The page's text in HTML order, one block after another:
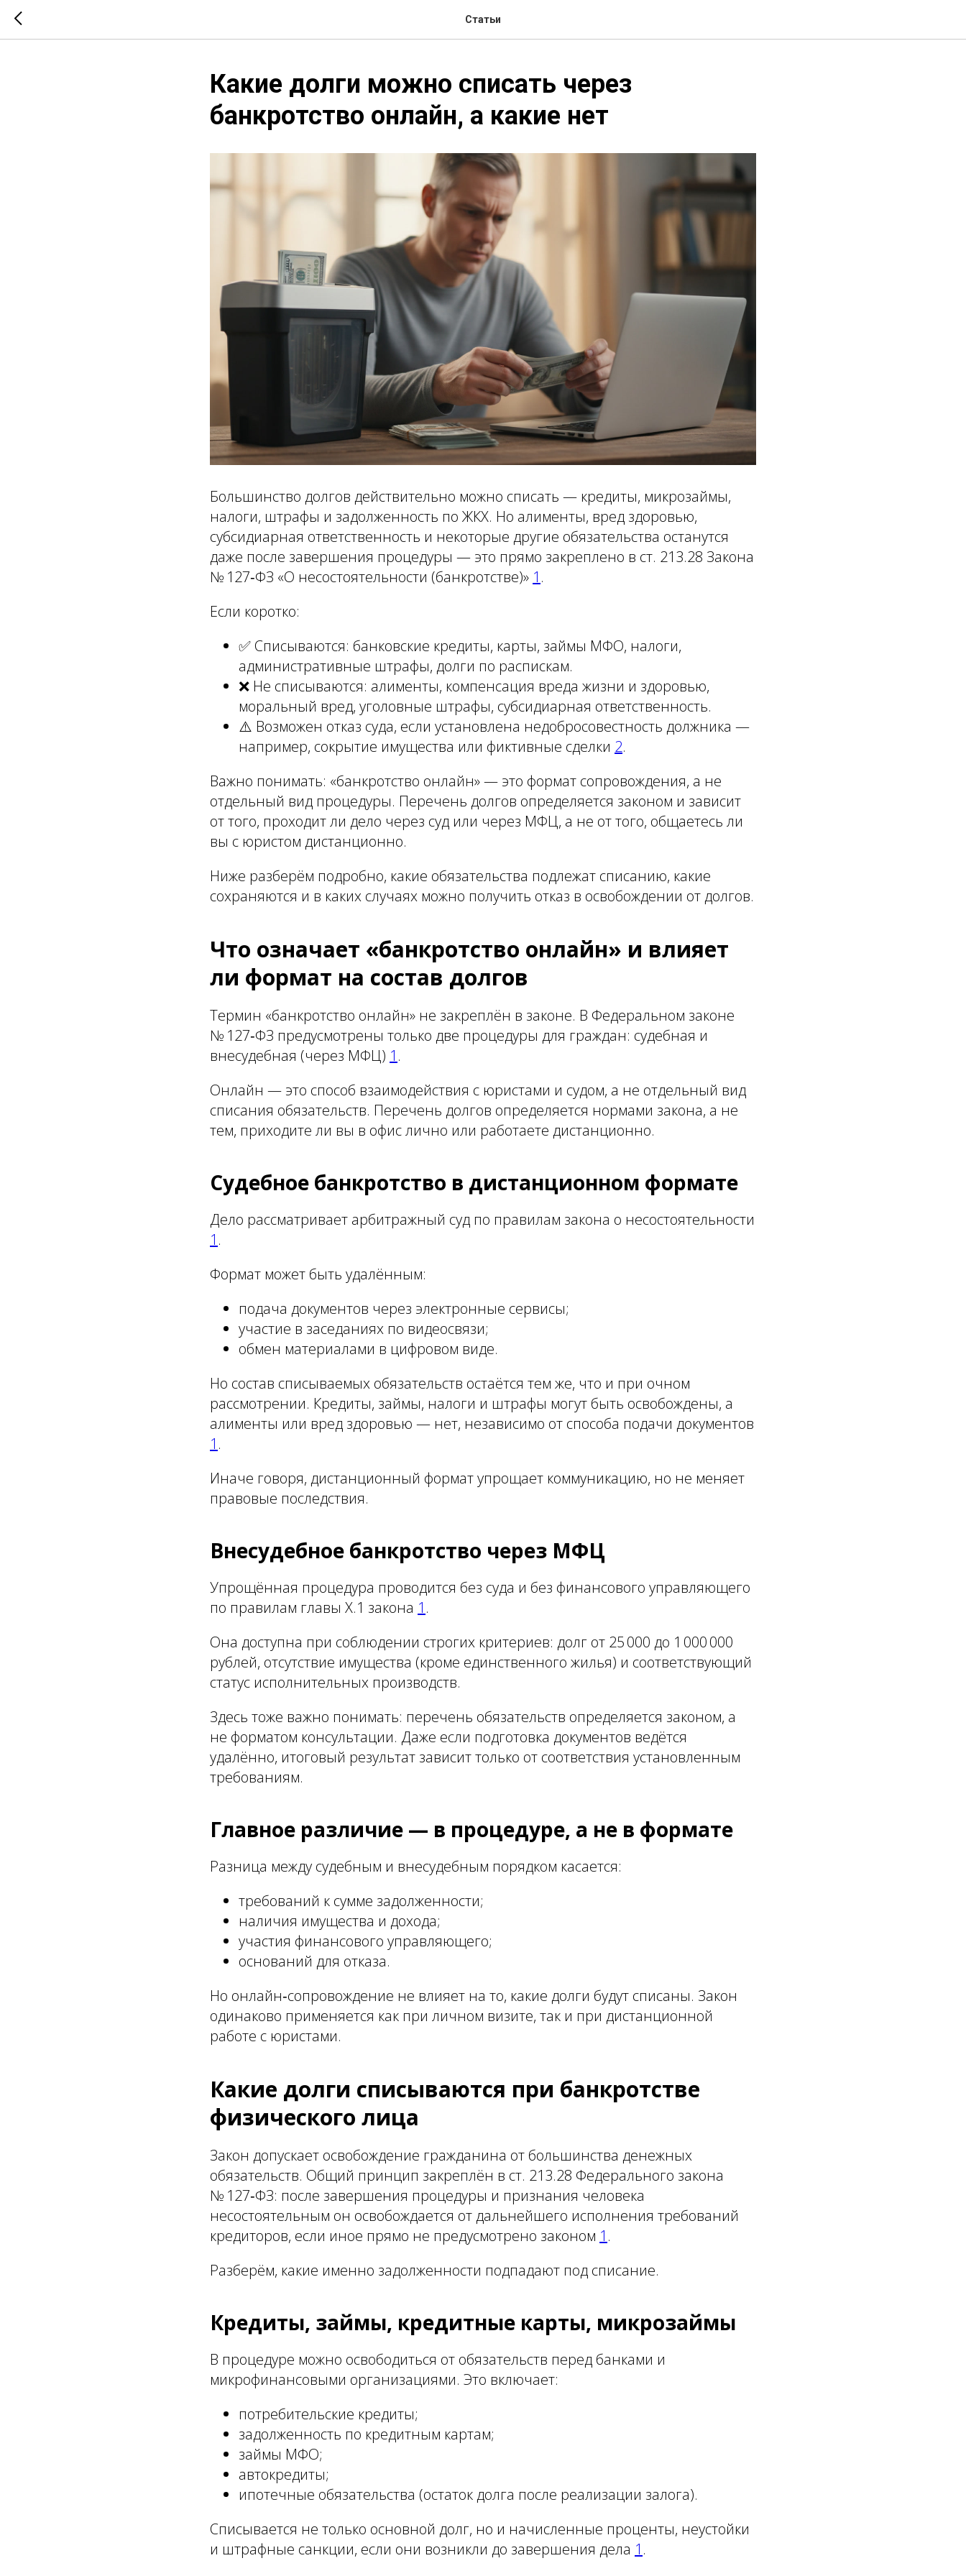
Статьи
Какие долги можно списать через
банкротство онлайн, а какие нет
Большинство долгов действительно можно списать — кредиты, микрозаймы,
налоги, штрафы и задолженность по ЖКХ. Но алименты, вред здоровью,
субсидиарная ответственность и некоторые другие обязательства останутся
даже после завершения процедуры — это прямо закреплено в ст. 213.28 Закона
№ 127‑ФЗ «О несостоятельности (банкротстве)» 1 .
Если коротко:
✅ Списываются: банковские кредиты, карты, займы МФО, налоги,
административные штрафы, долги по распискам.
❌ Не списываются: алименты, компенсация вреда жизни и здоровью,
моральный вред, уголовные штрафы, субсидиарная ответственность.
⚠️ Возможен отказ суда, если установлена недобросовестность должника —
например, сокрытие имущества или фиктивные сделки 2.
Важно понимать: «банкротство онлайн» — это формат сопровождения, а не
отдельный вид процедуры. Перечень долгов определяется законом и зависит
от того, проходит ли дело через суд или через МФЦ, а не от того, общаетесь ли
вы с юристом дистанционно.
Ниже разберём подробно, какие обязательства подлежат списанию, какие
сохраняются и в каких случаях можно получить отказ в освобождении от долгов.
Что означает «банкротство онлайн» и влияет
ли формат на состав долгов
Термин «банкротство онлайн» не закреплён в законе. В Федеральном законе
№ 127‑ФЗ предусмотрены только две процедуры для граждан: судебная и
внесудебная (через МФЦ) 1 .
Онлайн — это способ взаимодействия с юристами и судом, а не отдельный вид
списания обязательств. Перечень долгов определяется нормами закона, а не
тем, приходите ли вы в офис лично или работаете дистанционно.
Судебное банкротство в дистанционном формате
Дело рассматривает арбитражный суд по правилам закона о несостоятельности
1 .
Формат может быть удалённым:
подача документов через электронные сервисы;
участие в заседаниях по видеосвязи;
обмен материалами в цифровом виде.
Но состав списываемых обязательств остаётся тем же, что и при очном
рассмотрении. Кредиты, займы, налоги и штрафы могут быть освобождены, а
алименты или вред здоровью — нет, независимо от способа подачи документов
1 .
Иначе говоря, дистанционный формат упрощает коммуникацию, но не меняет
правовые последствия.
Внесудебное банкротство через МФЦ
Упрощённая процедура проводится без суда и без финансового управляющего
по правилам главы X.1 закона 1 .
Она доступна при соблюдении строгих критериев: долг от 25 000 до 1 000 000
рублей, отсутствие имущества (кроме единственного жилья) и соответствующий
статус исполнительных производств.
Здесь тоже важно понимать: перечень обязательств определяется законом, а
не форматом консультации. Даже если подготовка документов ведётся
удалённо, итоговый результат зависит только от соответствия установленным
требованиям.
Главное различие — в процедуре, а не в формате
Разница между судебным и внесудебным порядком касается:
требований к сумме задолженности;
наличия имущества и дохода;
участия финансового управляющего;
оснований для отказа.
Но онлайн‑сопровождение не влияет на то, какие долги будут списаны. Закон
одинаково применяется как при личном визите, так и при дистанционной
работе с юристами.
Какие долги списываются при банкротстве
физического лица
Закон допускает освобождение гражданина от большинства денежных
обязательств. Общий принцип закреплён в ст. 213.28 Федерального закона
№ 127‑ФЗ: после завершения процедуры и признания человека
несостоятельным он освобождается от дальнейшего исполнения требований
кредиторов, если иное прямо не предусмотрено законом 1 .
Разберём, какие именно задолженности подпадают под списание.
Кредиты, займы, кредитные карты, микрозаймы
В процедуре можно освободиться от обязательств перед банками и
микрофинансовыми организациями. Это включает:
потребительские кредиты;
задолженность по кредитным картам;
займы МФО;
автокредиты;
ипотечные обязательства (остаток долга после реализации залога).
Списывается не только основной долг, но и начисленные проценты, неустойки
и штрафные санкции, если они возникли до завершения дела 1 .